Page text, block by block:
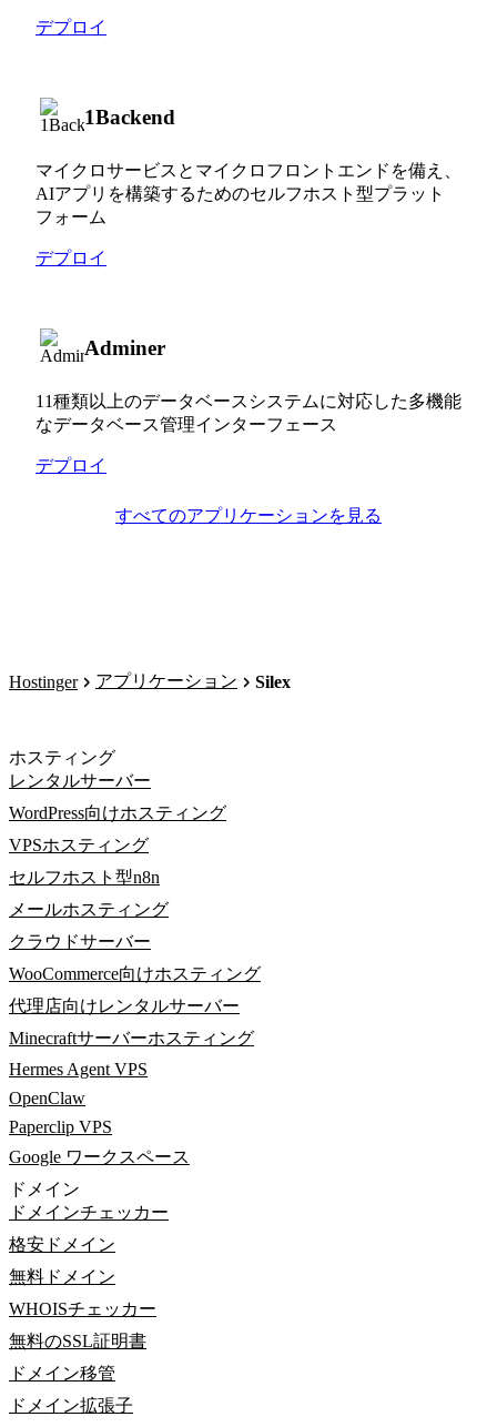
デプロイ
1Backend
マイクロサービスとマイクロフロントエンドを備え、
AIアプリを構築するためのセルフホスト型プラット
フォーム
デプロイ
Adminer
11種類以上のデータベースシステムに対応した多機能
なデータベース管理インターフェース
デプロイ
すべてのアプリケーションを見る
Hostinger アプリケーション Silex
ホスティング
レンタルサーバー
WordPress向けホスティング
VPSホスティング
セルフホスト型n8n
メールホスティング
クラウドサーバー
WooCommerce向けホスティング
代理店向けレンタルサーバー
Minecraftサーバーホスティング
Hermes Agent VPS
OpenClaw
Paperclip VPS
Google ワークスペース
ドメイン
ドメインチェッカー
格安ドメイン
無料ドメイン
WHOISチェッカー
無料のSSL証明書
ドメイン移管
ドメイン拡張子